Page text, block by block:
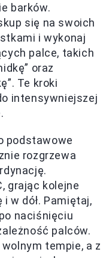
barków.
się na swoich
i wykonaj
palce, takich
oraz
Te kroki
intensywniejszej
podstawowe
rozgrzewa
grając kolejne
i w dół. Pamiętaj,
naciśnięciu
palców.
tempie, a z